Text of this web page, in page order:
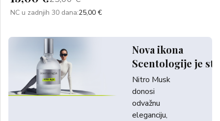
NC u zadnjih 30 dana:25,00 €
Nova ikona
Scentologije je
Nitro Musk
donosi
odvažnu
eleganciju,